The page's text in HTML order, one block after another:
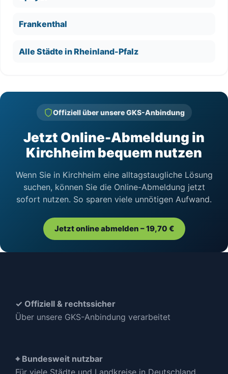
Frankenthal
Alle Städte in Rheinland-Pfalz
Offiziell über unsere GKS-Anbindung
Jetzt Online-Abmeldung in
Kirchheim bequem nutzen
Wenn Sie in Kirchheim eine alltagstaugliche Lösung
suchen, können Sie die Online-Abmeldung jetzt
sofort nutzen. So sparen viele unnötigen Aufwand.
Jetzt online abmelden – 19,70 €
✓ Offiziell & rechtssicher
Über unsere GKS-Anbindung verarbeitet
⌖ Bundesweit nutzbar
Für viele Städte und Landkreise in Deutschland